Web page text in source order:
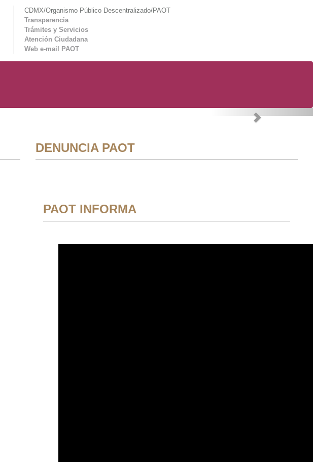
CDMX/Organismo Público Descentralizado/PAOT
Transparencia
Trámites y Servicios
Atención Ciudadana
Web e-mail PAOT
Next
DENUNCIA PAOT
PAOT INFORMA